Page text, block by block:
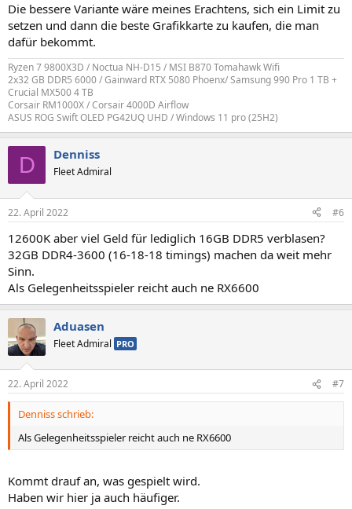
Die bessere Variante wäre meines Erachtens, sich ein Limit zu
setzen und dann die beste Grafikkarte zu kaufen, die man
dafür bekommt.
Ryzen 7 9800X3D / Noctua NH-D15 / MSI B870 Tomahawk Wifi
2x32 GB DDR5 6000 / Gainward RTX 5080 Phoenx/ Samsung 990 Pro 1 TB +
Crucial MX500 4 TB
Corsair RM1000X / Corsair 4000D Airflow
ASUS ROG Swift OLED PG42UQ UHD / Windows 11 pro (25H2)
D Denniss
Fleet Admiral
22. April 2022 #6
12600K aber viel Geld für lediglich 16GB DDR5 verblasen?
32GB DDR4-3600 (16-18-18 timings) machen da weit mehr
Sinn.
Als Gelegenheitsspieler reicht auch ne RX6600
Aduasen
Fleet Admiral PRO
22. April 2022 #7
Denniss schrieb:
Als Gelegenheitsspieler reicht auch ne RX6600
Kommt drauf an, was gespielt wird.
Haben wir hier ja auch häufiger.